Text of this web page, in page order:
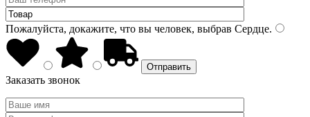
Пожалуйста, докажите, что вы человек, выбрав Сердце.
Заказать звонок